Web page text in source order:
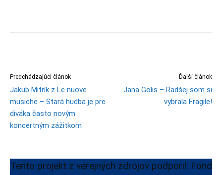
Predchádzajúci článok
Jakub Mitrík z Le nuove
musiche – Stará hudba je pre
diváka často novým
koncertným zážitkom
Ďalší článok
Jana Golis – Radšej som si
vybrala Fragile!
Tento projekt z verejných zdrojov podporil: Fond